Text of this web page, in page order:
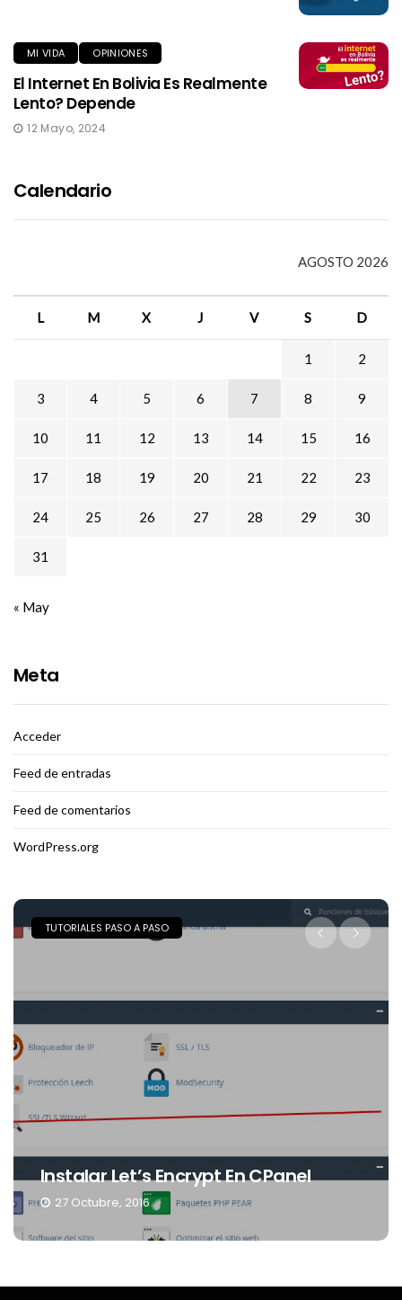
MI VIDA OPINIONES
El Internet En Bolivia Es Realmente
Lento? Depende
12 Mayo, 2024
Calendario
AGOSTO 2026
L M X J V S D
1 2
3 4 5 6 7 8 9
10 11 12 13 14 15 16
17 18 19 20 21 22 23
24 25 26 27 28 29 30
31
« May
Meta
Acceder
Feed de entradas
Feed de comentarios
WordPress.org
TRUCOS Y TIPS
DNS 2016, Estos Son Los
Más Rápidos
9 Junio, 2016